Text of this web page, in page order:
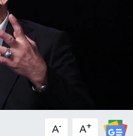
A- A+